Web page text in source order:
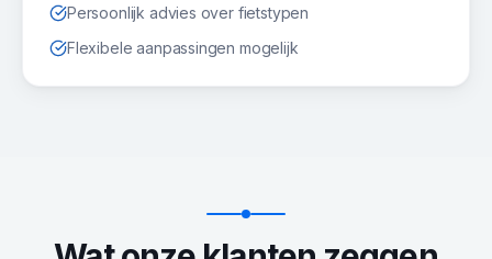
Persoonlijk advies over fietstypen
Flexibele aanpassingen mogelijk